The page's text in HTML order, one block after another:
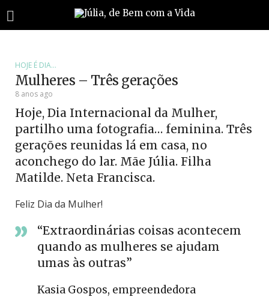
HOJE É DIA...
Mulheres – Três gerações
8 anos ago
Hoje, Dia Internacional da Mulher,
partilho uma fotografia… feminina. Três
gerações reunidas lá em casa, no
aconchego do lar. Mãe Júlia. Filha
Matilde. Neta Francisca.
Feliz Dia da Mulher!
“Extraordinárias coisas acontecem
quando as mulheres se ajudam
umas às outras”
Kasia Gospos, empreendedora